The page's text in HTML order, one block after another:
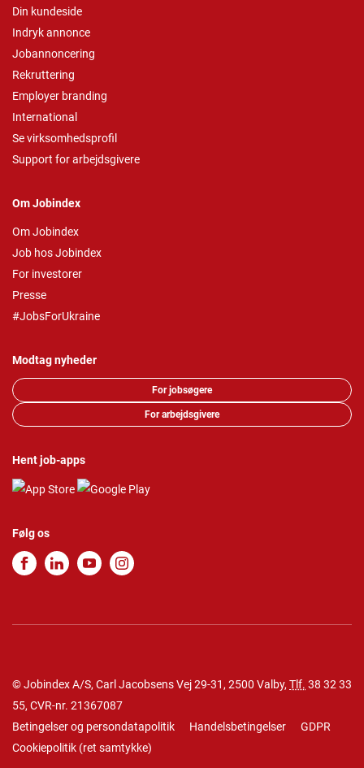
Din kundeside
Indryk annonce
Jobannoncering
Rekruttering
Employer branding
International
Se virksomhedsprofil
Support for arbejdsgivere
Om Jobindex
Om Jobindex
Job hos Jobindex
For investorer
Presse
#JobsForUkraine
Modtag nyheder
For jobsøgere
For arbejdsgivere
Hent job-apps
Følg os
© Jobindex A/S, Carl Jacobsens Vej 29-31, 2500 Valby, Tlf. 38 32 33
55, CVR-nr. 21367087
Betingelser og persondatapolitik
Handelsbetingelser
GDPR
Cookiepolitik (ret samtykke)